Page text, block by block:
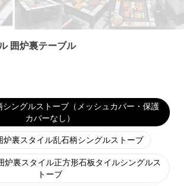
囲炉裏テーブル
ングルストーブ（メッシュカバー・保護
カバーなし）
炉裏スタイル乱石柄シングルストーブ
炉裏スタイル正方形石板タイルシングルス
トーブ